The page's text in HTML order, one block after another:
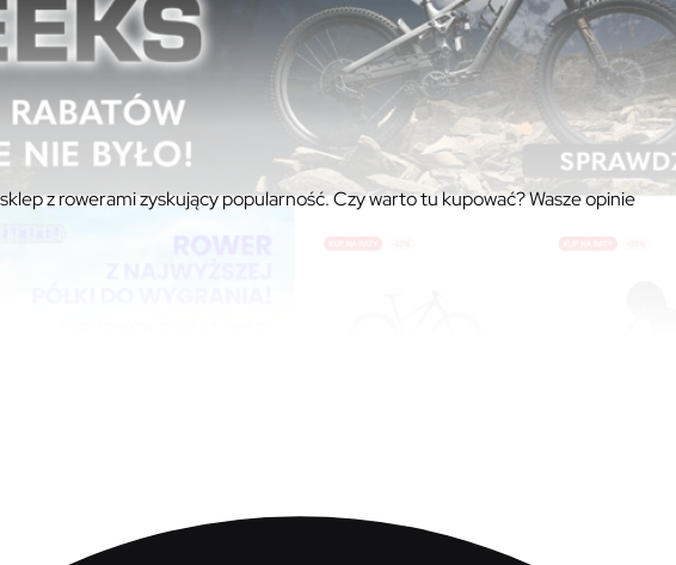
z rowerami zyskujący popularność. Czy warto tu kupować? Wasze opinie